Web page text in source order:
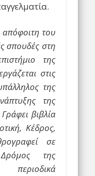
του
σπουδές στη
της
στις
της
της
βιβλία
Κέδρος,
σε
της